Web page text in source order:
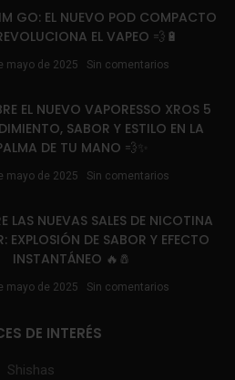
GO: EL NUEVO POD COMPACTO
EL VAPEO 💨🔋
mayo de 2025 Sin comentarios
EL NUEVO VAPORESSO XROS 5
SABOR Y ESTILO EN LA
DE TU MANO 💨✨
mayo de 2025 Sin comentarios
LAS NUEVAS SALES DE NICOTINA
EXPLOSIÓN DE SABOR Y EFECTO
INSTANTÁNEO 🔥🧂
mayo de 2025 Sin comentarios
DE INTERÉS
Shishas